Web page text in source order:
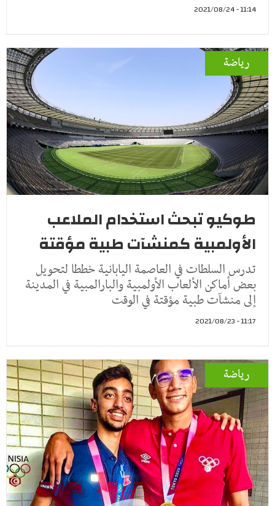
11:14 - 2021/08/24
رياضة
طوكيو تبحث استخدام الملاعب
الأولمبية كمنشآت طبية مؤقتة
تدرس السلطات في العاصمة اليابانية خططا لتحويل
بعض أماكن الألعاب الأولمبية والبارالمبية في المدينة
إلى منشآت طبية مؤقتة في الوقت
11:17 - 2021/08/23
رياضة